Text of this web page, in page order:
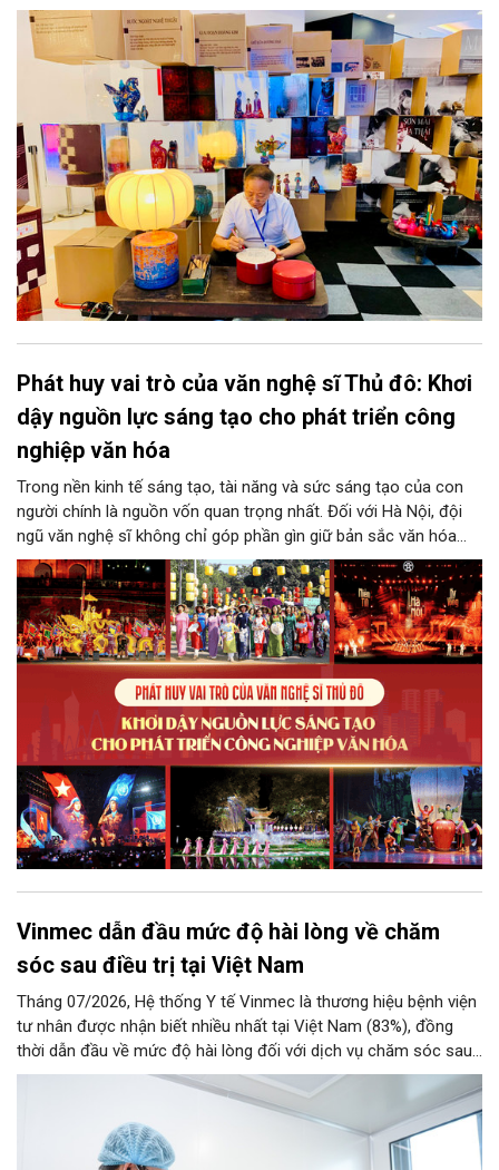
năng phát triển mới cho thủ công đương đại trên nền tảng di
sản. Từ những cuộc “kết duyên” đầy cảm hứng ấy, Hà Nội đang
khơi thông mạch ngầm của hệ sinh thái thủ công, biến vốn cổ
thành động lực bền vững cho tương lai.
Phát huy vai trò của văn nghệ sĩ Thủ đô: Khơi
dậy nguồn lực sáng tạo cho phát triển công
nghiệp văn hóa
Trong nền kinh tế sáng tạo, tài năng và sức sáng tạo của con
người chính là nguồn vốn quan trọng nhất. Đối với Hà Nội, đội
ngũ văn nghệ sĩ không chỉ góp phần gìn giữ bản sắc văn hóa
mà còn giữ vai trò trung tâm trong quá trình hình thành các sản
phẩm công nghiệp văn hóa có giá trị. Khơi dậy, phát huy và tạo
điều kiện để nguồn lực sáng tạo ấy phát triển sẽ là “chìa khóa”
để Hà Nội khai thác hiệu quả tiềm năng văn hóa, nâng cao năng
lực cạnh tranh và khẳng định vị thế của một trung tâm sáng tạo
trong kỷ nguyên mới.
Vinmec dẫn đầu mức độ hài lòng về chăm
sóc sau điều trị tại Việt Nam
Tháng 07/2026, Hệ thống Y tế Vinmec là thương hiệu bệnh viện
tư nhân được nhận biết nhiều nhất tại Việt Nam (83%), đồng
thời dẫn đầu về mức độ hài lòng đối với dịch vụ chăm sóc sau
điều trị.